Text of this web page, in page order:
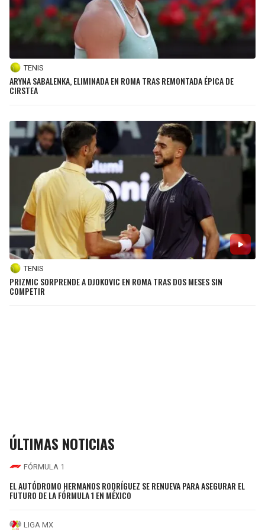
TENIS
ARYNA SABALENKA, ELIMINADA EN ROMA TRAS REMONTADA ÉPICA DE
CIRSTEA
TENIS
PRIZMIC SORPRENDE A DJOKOVIC EN ROMA TRAS DOS MESES SIN
COMPETIR
ÚLTIMAS NOTICIAS
FÓRMULA 1
EL AUTÓDROMO HERMANOS RODRÍGUEZ SE RENUEVA PARA ASEGURAR EL
FUTURO DE LA FÓRMULA 1 EN MÉXICO
LIGA MX